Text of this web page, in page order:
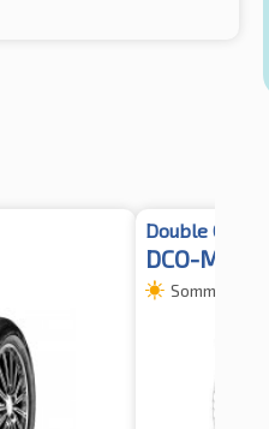
Double Coin
DCO-Max TL
Sommerreifen